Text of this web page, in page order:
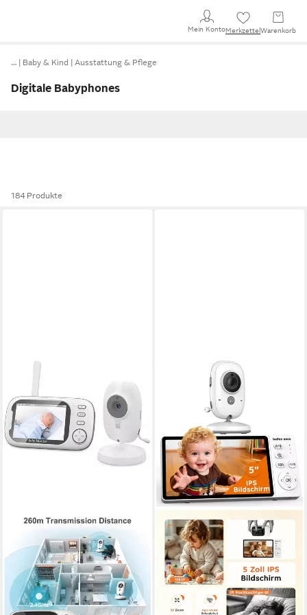
Mein KontoMerkzettel Warenkorb
… Baby & Kind Ausstattung & Pflege
Digitale Babyphones
184 Produkte